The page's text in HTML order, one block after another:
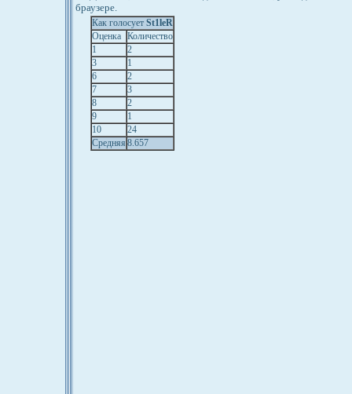
браузере.
Как голосует St1leR
Оценка Количество
1
2
3
1
6
2
7
3
8
2
9
1
10
24
Средняя 8.657